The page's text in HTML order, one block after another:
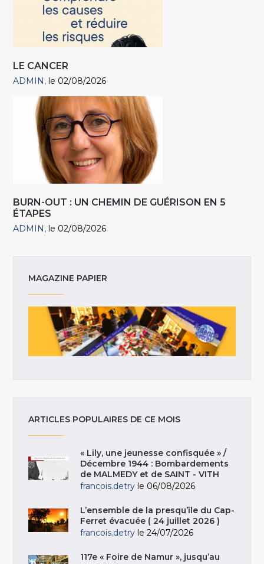
LE CANCER
ADMIN le 02/08/2026
BURN-OUT : UN CHEMIN DE GUÉRISON EN 5
ÉTAPES
ADMIN le 02/08/2026
MAGAZINE PAPIER
ARTICLES POPULAIRES DE CE MOIS
« Lily, une jeunesse confisquée » /
Décembre 1944 : Bombardements
de MALMEDY et de SAINT - VITH
francois.detry le 06/08/2026
L’ensemble de la presqu’île du Cap-
Ferret évacuée ( 24 juillet 2026 )
francois.detry le 24/07/2026
117e « Foire de Namur », jusqu’au